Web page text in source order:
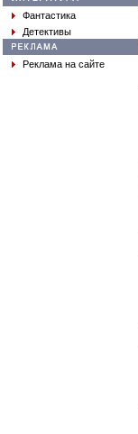
Фантастика
Детективы
Реклама на сайте